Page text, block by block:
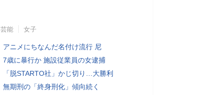
芸能 女子
アニメにちなんだ名付け流行 尼
7歳に暴行か 施設従業員の女逮捕
「脱STARTO社」かじ切り…大勝利
無期刑の「終身刑化」傾向続く